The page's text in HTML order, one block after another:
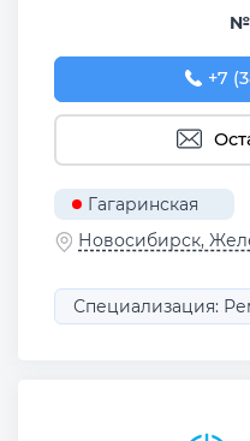
+7
+7
Гагаринская
Новосибирск,
Специализация: